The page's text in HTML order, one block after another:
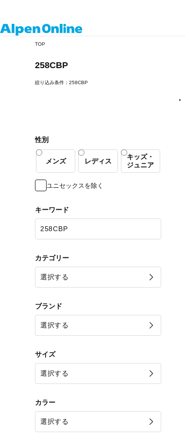
TOP
258CBP
絞り込み条件：258CBP
性別
メンズ レディス
キッズ・
ジュニア
ユニセックスを除く
キーワード
カテゴリー
ブランド
サイズ
カラー